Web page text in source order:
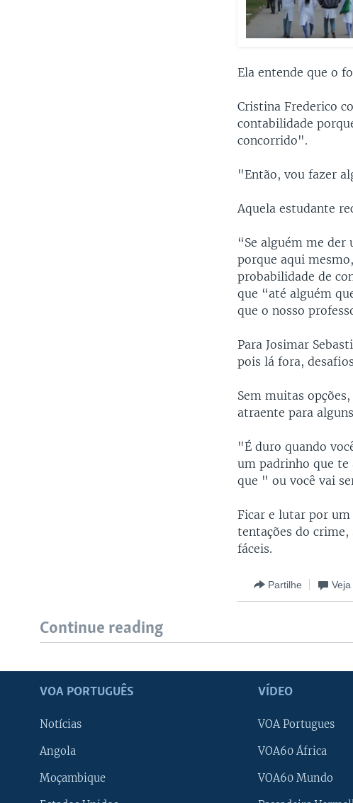
Ela entende que o
Cristina Frederico
contabilidade
concorrido".
"Então, vou fazer
Aquela estudante
“Se alguém me
porque aqui
probabilidade de
que “até alguém
que o nosso
Para Josimar
pois lá fora,
Sem muitas
atraente para
"É duro quando
um padrinho que te
que " ou você vai
Ficar e lutar por
tentações do crime,
fáceis.
Partilhe
Continue reading
VOA PORTUGUÊS
Notícias
Angola
Moçambique
VÍDEO
VOA Portugues
VOA60 África
VOA60 Mundo